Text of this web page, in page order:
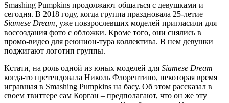
Smashing Pumpkins продолжают общаться с девушками и
сегодня. В 2018 году, когда группа праздновала 25-летие
Siamese Dream, уже повзрослевших моделей пригласили для
воссоздания фото с обложки. Кроме того, они снялись в
промо-видео для реюнион-тура коллектива. В нем девушки
поджигают логотип группы.
Кстати, на роль одной из юных моделей для Siamese Dream
когда-то претендовала Николь Флорентино, некоторая время
игравшая в Smashing Pumpkins на басу. Об этом рассказал в
своем твиттере сам Корган – предполагают, что он же эту